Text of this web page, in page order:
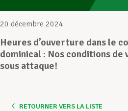
Développement
20 décembre 2024
Heures d’ouverture dans le
dominical : Nos conditions
sous attaque!
RETOURNER VERS LA LISTE